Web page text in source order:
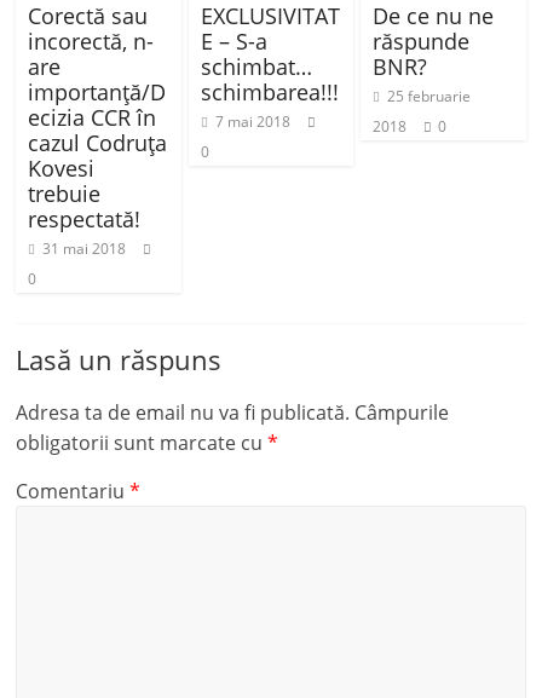
Corectă sau
incorectă, n-
are
importanță/D
ecizia CCR în
cazul Codruța
Kovesi
trebuie
respectată!
31 mai 2018
0
EXCLUSIVITAT
E – S-a
schimbat…
schimbarea!!!
7 mai 2018
0
De ce nu ne
răspunde
BNR?
25 februarie
2018
0
Lasă un răspuns
Adresa ta de email nu va fi publicată. Câmpurile
obligatorii sunt marcate cu*
Comentariu*